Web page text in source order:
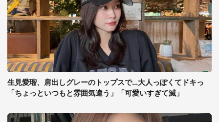
生見愛瑠、肩出しグレーのトップスで...大人っぽくてドキっ
「ちょっといつもと雰囲気違う」「可愛いすぎて滅」